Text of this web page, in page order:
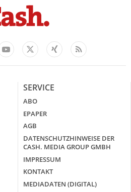
YouTube
X
Xing Feed
SERVICE
ABO
EPAPER
AGB
DATENSCHUTZHINWEISE DER
CASH. MEDIA GROUP GMBH
IMPRESSUM
KONTAKT
MEDIADATEN (DIGITAL)